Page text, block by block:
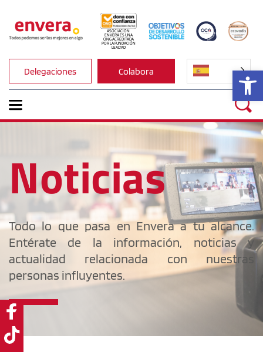
ASOCIACIÓN
ENVERA ES UNA
ONG ACREDITADA
POR LA FUNDACIÓN
LEALTAD
Delegaciones Colabora
Noticias
Todo lo que pasa en Envera a tu alcance.
Entérate de la información, noticias y
actualidad relacionada con nuestras
personas influyentes.